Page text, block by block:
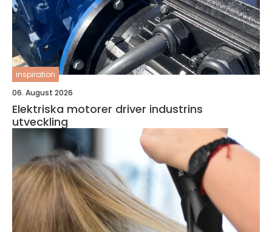
inspiration
06. August 2026
Elektriska motorer driver industrins
utveckling